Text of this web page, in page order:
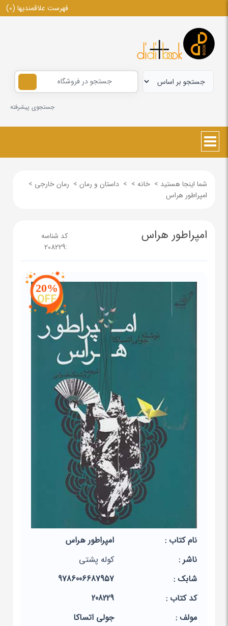
فهرست علاقمندیها (0)
جستجوی پیشرفته
شما اینجا هستید > خانه >
> داستان و رمان > رمان خارجی >
امپراطور هراس
امپراطور هراس
کد شناسه
:
208229
20%
OFF
نام کتاب :
امپراطور هراس
ناشر :
کوله پشتی
شابک :
9786006687957
کد کتاب :
208229
مولف :
جولی اتساکا